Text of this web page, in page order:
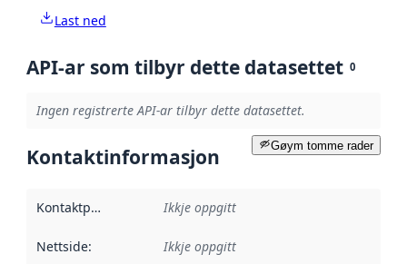
Last ned
API-ar som tilbyr dette datasettet 0
Ingen registrerte API-ar tilbyr dette datasettet.
Gøym tomme rader
Kontaktinformasjon
Kontaktpunkt Ikkje oppgitt
Nettside: Ikkje oppgitt